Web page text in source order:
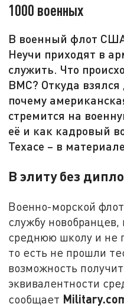
1000 военных
В военный флот США
Неучи приходят в
служить. Что
ВМС? Откуда
почему
стремится на
её и как кадровый
Техасе – в
В элиту без
Военно-морской
службу
среднюю школу и не
то есть не прошли
возможность
эквивалентности
сообщает